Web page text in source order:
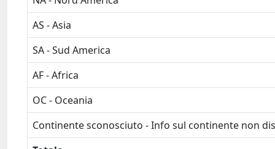
AS - Asia
SA - Sud America
AF - Africa
OC - Oceania
Continente sconosciuto - Info sul continente non